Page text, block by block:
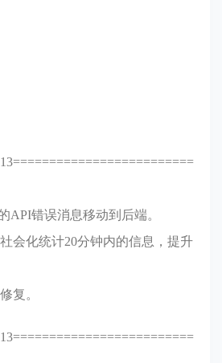
API错误消息移动到后端。
会化统计20分钟内的信息，提升
复。